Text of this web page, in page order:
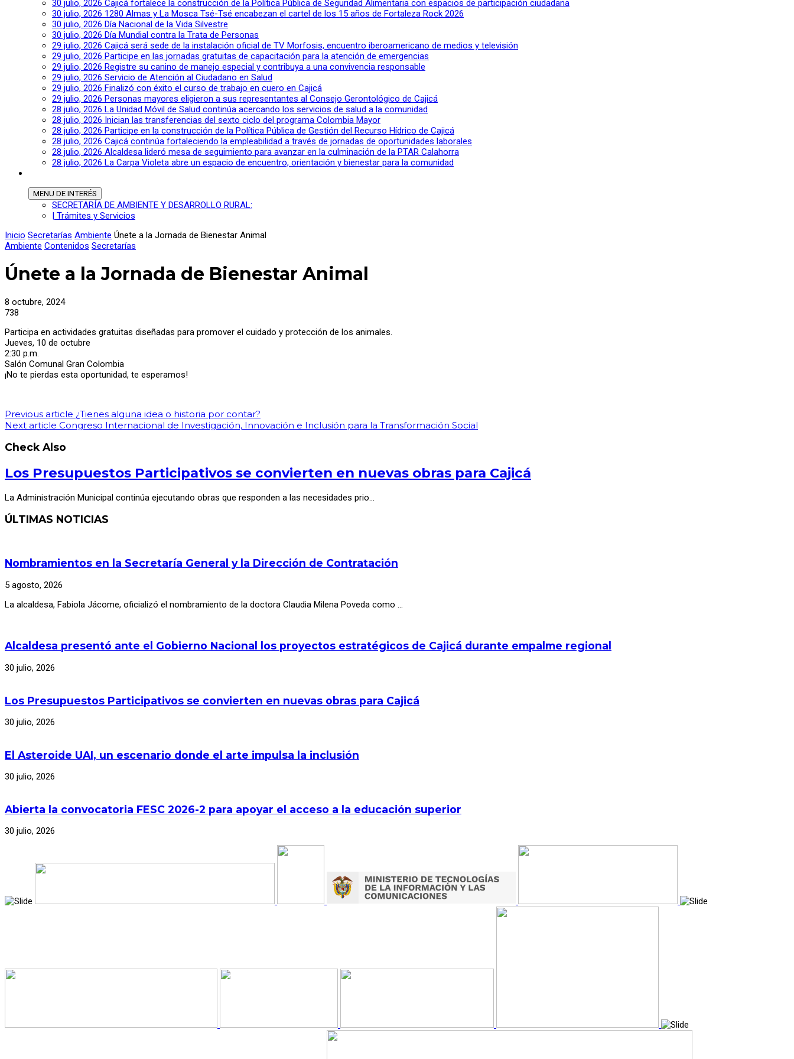
30 julio, 2026 Cajicá fortalece la construcción de la Política Pública de Seguridad Alimentaria con espacios de participación ciudadana
30 julio, 2026 1280 Almas y La Mosca Tsé-Tsé encabezan el cartel de los 15 años de Fortaleza Rock 2026
30 julio, 2026 Día Nacional de la Vida Silvestre
30 julio, 2026 Día Mundial contra la Trata de Personas
29 julio, 2026 Cajicá será sede de la instalación oficial de TV Morfosis, encuentro iberoamericano de medios y televisión
29 julio, 2026 Participe en las jornadas gratuitas de capacitación para la atención de emergencias
29 julio, 2026 Registre su canino de manejo especial y contribuya a una convivencia responsable
29 julio, 2026 Servicio de Atención al Ciudadano en Salud
29 julio, 2026 Finalizó con éxito el curso de trabajo en cuero en Cajicá
29 julio, 2026 Personas mayores eligieron a sus representantes al Consejo Gerontológico de Cajicá
28 julio, 2026 La Unidad Móvil de Salud continúa acercando los servicios de salud a la comunidad
28 julio, 2026 Inician las transferencias del sexto ciclo del programa Colombia Mayor
28 julio, 2026 Participe en la construcción de la Política Pública de Gestión del Recurso Hídrico de Cajicá
28 julio, 2026 Cajicá continúa fortaleciendo la empleabilidad a través de jornadas de oportunidades laborales
28 julio, 2026 Alcaldesa lideró mesa de seguimiento para avanzar en la culminación de la PTAR Calahorra
28 julio, 2026 La Carpa Violeta abre un espacio de encuentro, orientación y bienestar para la comunidad
MENU DE INTERÉS
SECRETARÍA DE AMBIENTE Y DESARROLLO RURAL:
| Trámites y Servicios
Inicio Secretarías Ambiente Únete a la Jornada de Bienestar Animal
Ambiente Contenidos Secretarías
Únete a la Jornada de Bienestar Animal
8 octubre, 2024
738
Participa en actividades gratuitas diseñadas para promover el cuidado y protección de los animales.
Jueves, 10 de octubre
2:30 p.m.
Salón Comunal Gran Colombia
¡No te pierdas esta oportunidad, te esperamos!
Previous article ¿Tienes alguna idea o historia por contar?
Next article Congreso Internacional de Investigación, Innovación e Inclusión para la Transformación Social
Check Also
Los Presupuestos Participativos se convierten en nuevas obras para Cajicá
La Administración Municipal continúa ejecutando obras que responden a las necesidades prio…
ÚLTIMAS NOTICIAS
Nombramientos en la Secretaría General y la Dirección de Contratación
5 agosto, 2026
La alcaldesa, Fabiola Jácome, oficializó el nombramiento de la doctora Claudia Milena Poveda como …
Alcaldesa presentó ante el Gobierno Nacional los proyectos estratégicos de Cajicá durante empalme regional
30 julio, 2026
Los Presupuestos Participativos se convierten en nuevas obras para Cajicá
30 julio, 2026
El Asteroide UAI, un escenario donde el arte impulsa la inclusión
30 julio, 2026
Abierta la convocatoria FESC 2026-2 para apoyar el acceso a la educación superior
30 julio, 2026